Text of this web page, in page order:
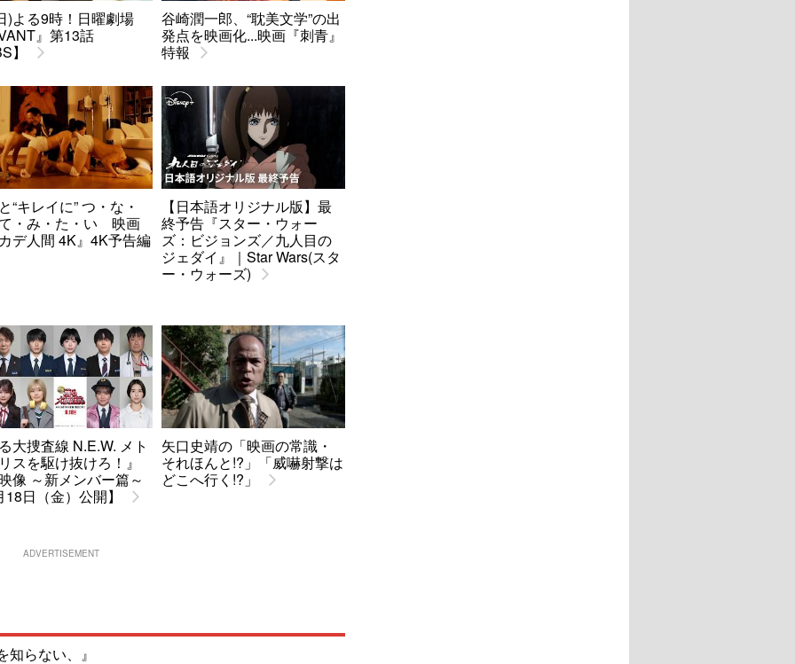
)よる9時！日曜劇場
』第13話
】
谷崎潤一郎、“耽美文学”の出
発点を映画化...映画『刺青』
特報
“キレイに” つ・な・
・み・た・い 映画
デ人間 4K』4K予告編
【日本語オリジナル版】最
終予告『スター・ウォー
ズ：ビジョンズ／九人目の
ジェダイ』｜Star Wars(スタ
ー・ウォーズ)
大捜査線 N.E.W. メト
スを駆け抜けろ！』
像 ～新メンバー篇～
日（金）公開】
矢口史靖の「映画の常識・
それほんと!?」「威嚇射撃は
どこへ行く!?」
ADVERTISEMENT
知らない、』